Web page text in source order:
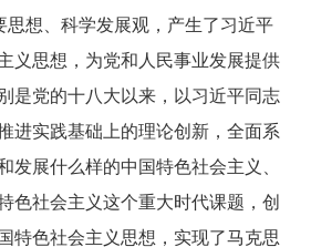
思想、科学发展观，产生了习近平
义思想，为党和人民事业发展提供
是党的十八大以来，以习近平同志
进实践基础上的理论创新，全面系
发展什么样的中国特色社会主义、
色社会主义这个重大时代课题，创
特色社会主义思想，实现了马克思